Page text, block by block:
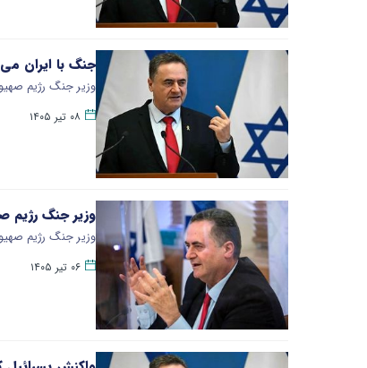
جنگ با ایران
وزیر جنگ رژیم
۰۸ تیر ۱۴۰۵
وزیر جنگ رژیم
وزیر جنگ رژیم
۰۶ تیر ۱۴۰۵